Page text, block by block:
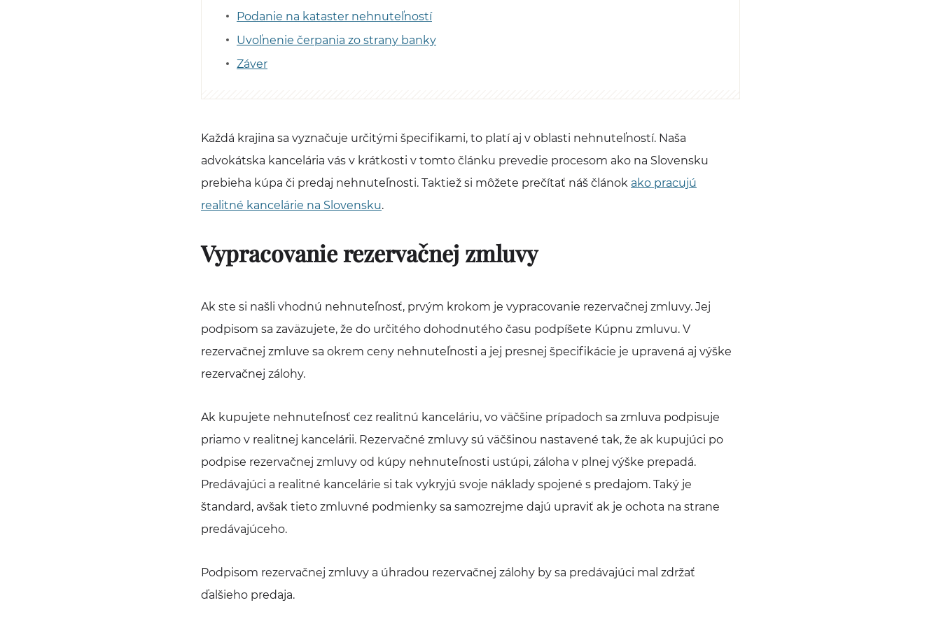
Podanie na kataster nehnuteľností
Uvoľnenie čerpania zo strany banky
Záver
Každá krajina sa vyznačuje určitými špecifikami, to platí aj v oblasti nehnuteľností. Naša
advokátska kancelária vás v krátkosti v tomto článku prevedie procesom ako na Slovensku
prebieha kúpa či predaj nehnuteľnosti. Taktiež si môžete prečítať náš článok ako pracujú
realitné kancelárie na Slovensku.
Vypracovanie rezervačnej zmluvy
Ak ste si našli vhodnú nehnuteľnosť, prvým krokom je vypracovanie rezervačnej zmluvy. Jej
podpisom sa zaväzujete, že do určitého dohodnutého času podpíšete Kúpnu zmluvu. V
rezervačnej zmluve sa okrem ceny nehnuteľnosti a jej presnej špecifikácie je upravená aj výške
rezervačnej zálohy.
Ak kupujete nehnuteľnosť cez realitnú kanceláriu, vo väčšine prípadoch sa zmluva podpisuje
priamo v realitnej kancelárii. Rezervačné zmluvy sú väčšinou nastavené tak, že ak kupujúci po
podpise rezervačnej zmluvy od kúpy nehnuteľnosti ustúpi, záloha v plnej výške prepadá.
Predávajúci a realitné kancelárie si tak vykryjú svoje náklady spojené s predajom. Taký je
štandard, avšak tieto zmluvné podmienky sa samozrejme dajú upraviť ak je ochota na strane
predávajúceho.
Podpisom rezervačnej zmluvy a úhradou rezervačnej zálohy by sa predávajúci mal zdržať
ďalšieho predaja.